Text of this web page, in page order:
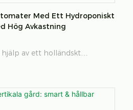
Med Ett Hydroponiskt
Hög Avkastning
av ett holländskt